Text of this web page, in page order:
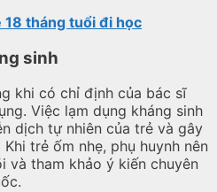
tháng tuổi đi học
sinh
khi có chỉ định của bác sĩ
Việc lạm dụng kháng sinh
dịch tự nhiên của trẻ và gây
trẻ ốm nhẹ, phụ huynh nên
và tham khảo ý kiến chuyên